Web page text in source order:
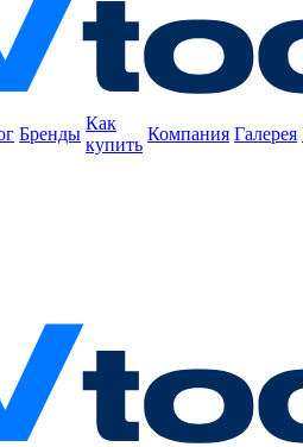
Бренды
Как
купить
Компания Галерея